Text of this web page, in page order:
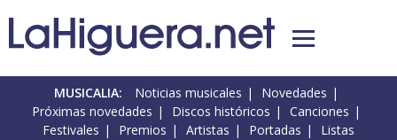
MUSICALIA: Noticias musicales
Novedades
Próximas novedades
Discos históricos
Canciones
Festivales
Premios Artistas Portadas Listas